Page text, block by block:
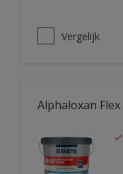
Vergelijk
Alphaloxan Flex